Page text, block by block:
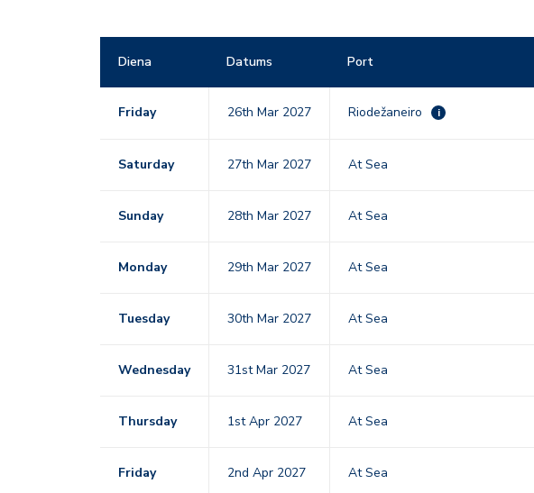
Diena Datums Port
Friday 26th Mar 2027 Riodežaneiro i
Saturday 27th Mar 2027 At Sea
Sunday 28th Mar 2027 At Sea
Monday 29th Mar 2027 At Sea
Tuesday 30th Mar 2027 At Sea
Wednesday 31st Mar 2027 At Sea
Thursday 1st Apr 2027 At Sea
Friday 2nd Apr 2027 At Sea